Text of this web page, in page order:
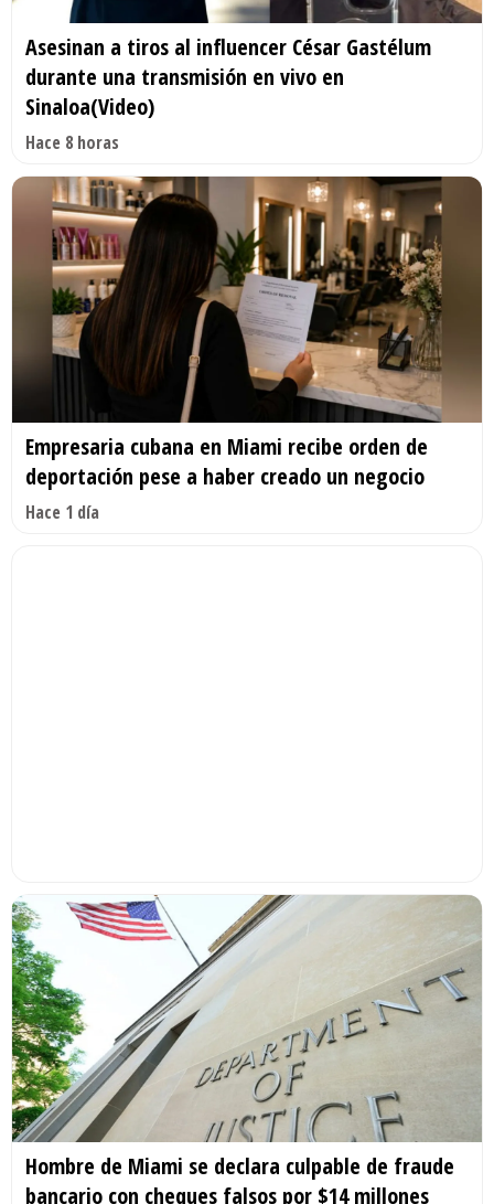
Asesinan a tiros al influencer César Gastélum
durante una transmisión en vivo en
Sinaloa(Video)
Hace 8 horas
Empresaria cubana en Miami recibe orden de
deportación pese a haber creado un negocio
Hace 1 día
Hombre de Miami se declara culpable de fraude
bancario con cheques falsos por $14 millones